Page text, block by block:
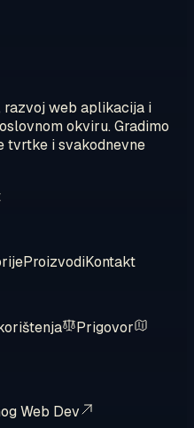
web aplikacija i
okviru. Gradimo
tvrtke i svakodnevne
ProizvodiKontakt
Prigovor
Web Dev